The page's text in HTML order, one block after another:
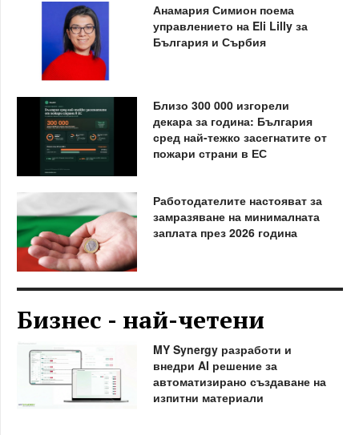
Анамария Симион поема
управлението на Eli Lilly за
България и Сърбия
Близо 300 000 изгорели
декара за година: България
сред най-тежко засегнатите от
пожари страни в ЕС
Работодателите настояват за
замразяване на минималната
заплата през 2026 година
Бизнес - най-четени
MY Synergy разработи и
внедри AI решение за
автоматизирано създаване на
изпитни материали